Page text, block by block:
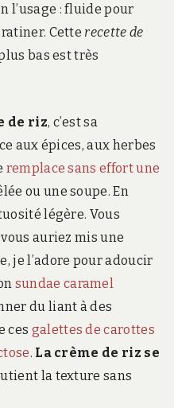
l’usage : fluide pour
Cette recette de
bas est très
de riz, c’est sa
aux épices, aux herbes
remplace sans effort une
ou une soupe. En
légère. Vous
auriez mis une
je l’adore pour adoucir
sundae caramel
du liant à des
ces galettes de carottes
. La crème de riz se
la texture sans